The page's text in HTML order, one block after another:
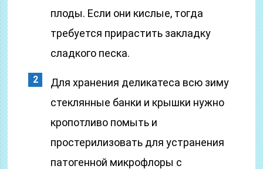
плоды. Если они кислые, тогда
требуется прирастить закладку
сладкого песка.
Для хранения деликатеса всю зиму
стеклянные банки и крышки нужно
кропотливо помыть и
простерилизовать для устранения
патогенной микрофлоры с